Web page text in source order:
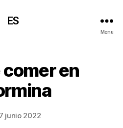
ES
Menu
en
7 junio 2022